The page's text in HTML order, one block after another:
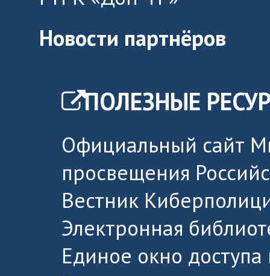
Новости партнёров
ПОЛЕЗНЫЕ
Официальный сайт
просвещения
Вестник
Электронная
Единое окно